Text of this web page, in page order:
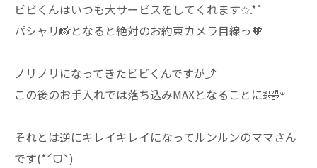
ビビくんはいつも大サービスをしてくれます✩.*˚
パシャリ📸となると絶対のお約束カメラ目線っ🧡
ノリノリになってきたビビくんですが⤴︎
この後のお手入れでは落ち込みMAXとなることにꉂ🤣𐤔
それとは逆にキレイキレイになってルンルンのママさん
です(*ˊᗜˋ)